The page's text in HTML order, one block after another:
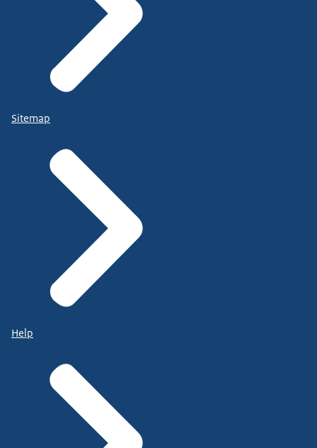
Sitemap
Help